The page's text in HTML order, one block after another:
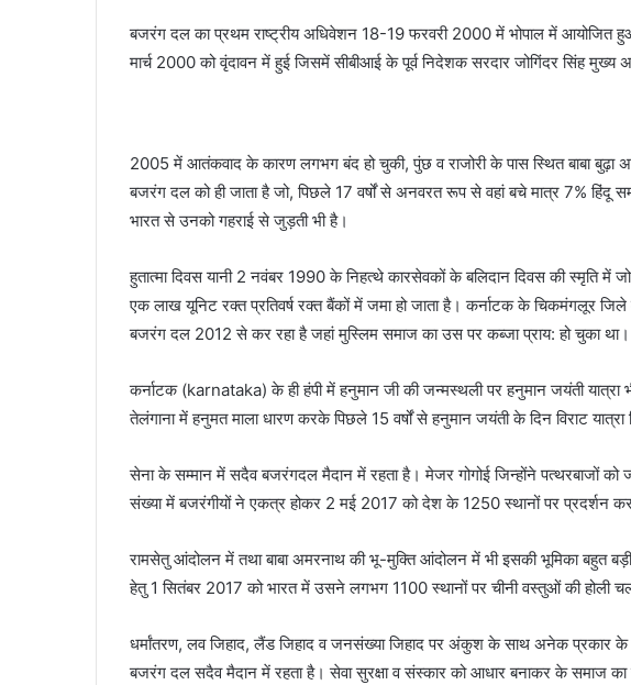
बजरंग दल का प्रथम राष्ट्रीय अधिवेशन 18-19 फरवरी 2000 में भोपाल में आयोजित
मार्च 2000 को वृंदावन में हुई जिसमें सीबीआई के पूर्व निदेशक सरदार जोगिंदर सिंह मुख्य
2005 में आतंकवाद के कारण लगभग बंद हो चुकी, पुंछ व राजोरी के पास स्थित बाबा बुढ़ा
बजरंग दल को ही जाता है जो, पिछले 17 वर्षों से अनवरत रूप से वहां बचे मात्र 7% हिंदू
भारत से उनको गहराई से जुड़ती भी है।
हुतात्मा दिवस यानी 2 नवंबर 1990 के निहत्थे कारसेवकों के बलिदान दिवस की स्मृति में
एक लाख यूनिट रक्त प्रतिवर्ष रक्त बैंकों में जमा हो जाता है। कर्नाटक के चिकमंगलूर जिले में
बजरंग दल 2012 से कर रहा है जहां मुस्लिम समाज का उस पर कब्जा प्राय: हो चुका था।
कर्नाटक (karnataka) के ही हंपी में हनुमान जी की जन्मस्थली पर हनुमान जयंती
तेलंगाना में हनुमत माला धारण करके पिछले 15 वर्षों से हनुमान जयंती के दिन विराट
सेना के सम्मान में सदैव बजरंगदल मैदान में रहता है। मेजर गोगोई जिन्होंने पत्थरबाजों को
संख्या में बजरंगीयों ने एकत्र होकर 2 मई 2017 को देश के 1250 स्थानों पर प्रदर्शन
रामसेतु आंदोलन में तथा बाबा अमरनाथ की भू-मुक्ति आंदोलन में भी इसकी भूमिका बहुत
हेतु 1 सितंबर 2017 को भारत में उसने लगभग 1100 स्थानों पर चीनी वस्तुओं की होली
धर्मांतरण, लव जिहाद, लैंड जिहाद व जनसंख्या जिहाद पर अंकुश के साथ अनेक प्रकार के
बजरंग दल सदैव मैदान में रहता है। सेवा सुरक्षा व संस्कार को आधार बनाकर के समाज